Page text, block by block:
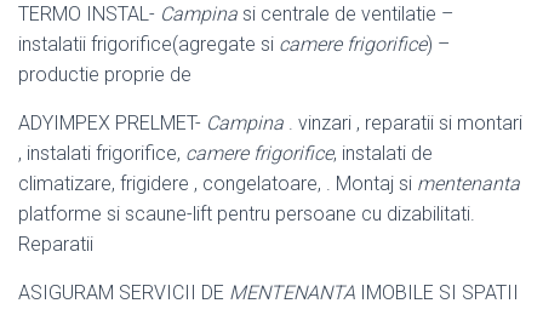
TERMO INSTAL- Campina si centrale de ventilatie –
instalatii frigorifice(agregate si camere frigorifice) –
productie proprie de
ADYIMPEX PRELMET- Campina . vinzari , reparatii si montari
, instalati frigorifice, camere frigorifice, instalati de
climatizare, frigidere , congelatoare, . Montaj si mentenanta
platforme si scaune-lift pentru persoane cu dizabilitati.
Reparatii
ASIGURAM SERVICII DE MENTENANTA IMOBILE SI SPATII